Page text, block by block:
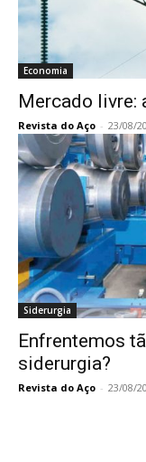
Economia
Mercado livre:
Revista do Aço - 23/08/
Siderurgia
Enfrentemos
siderurgia?
Revista do Aço - 23/08/